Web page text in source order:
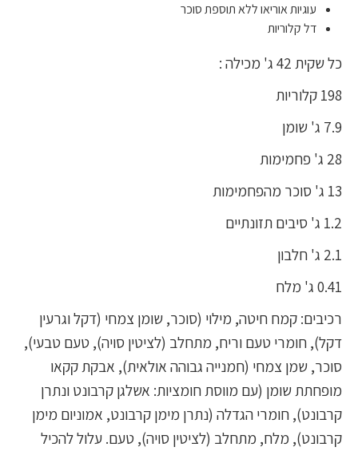
עוגיות אוריאו ללא תוספת סוכר
דל קלוריות
כל שקית 42 ג' מכילה :
198 קלוריות
7.9 ג' שומן
28 ג' פחמימות
13 ג' סוכר מהפחמימות
1.2 ג' סיבים תזונתיים
2.1 ג' חלבון
0.41 ג' מלח
רכיבים: קמח חיטה, מילוי (סוכר, שומן צמחי (דקל וגרעין
דקל), חומרי טעם וריח, מתחלב (לציטין סויה), טעם טבעי),
סוכר, שמן צמחי (חמנייה גבוהה אולאית), אבקת קקאו
מופחתת שומן (עם מווסת חומציות: אשלגן קרבונט ונתרן
קרבונט), חומרי הגדלה (נתרן מימן קרבונט, אמוניום מימן
קרבונט), מלח, מתחלב (לציטין סויה), טעם. עלול להכיל